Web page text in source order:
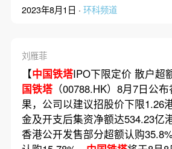
2023年8月1日 · 环科频道
刘雁菲
【中国铁塔IPO下限定价 散户超
国铁塔（00788.HK）8月7日公
果，公司以建议招股价下限1.26
金及开支后集资净额达534.23亿
香港公开发售部分超额认购